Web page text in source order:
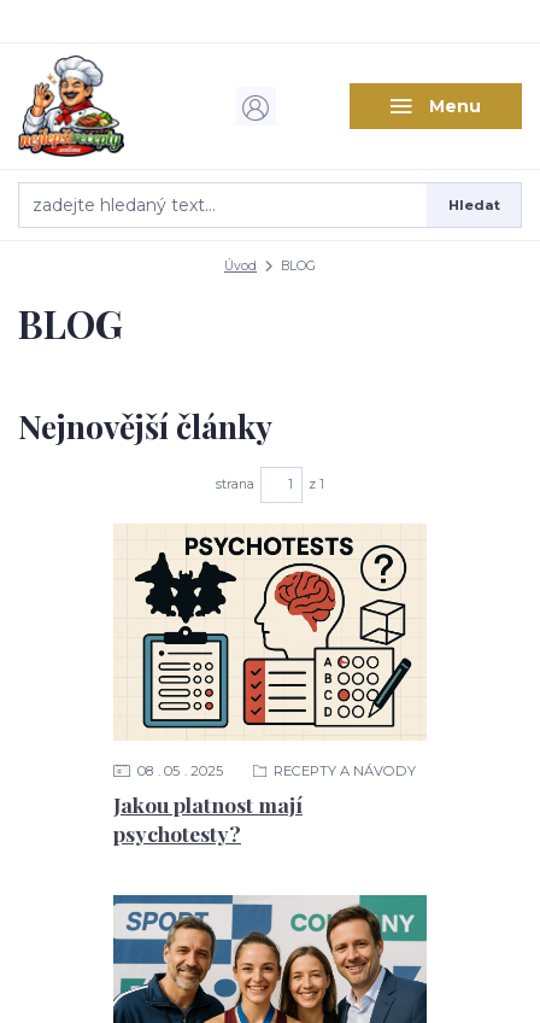
Menu
Hledat
Úvod BLOG
BLOG
Nejnovější články
strana z 1
Jakou platnost mají
psychotesty?
08 05 2025 RECEPTY A NÁVODY